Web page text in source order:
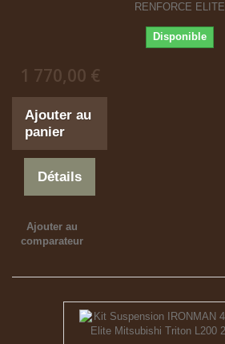
RENFORCE ELITE
Disponible
1 770,00 €
Ajouter au
panier
Détails
Ajouter au
comparateur